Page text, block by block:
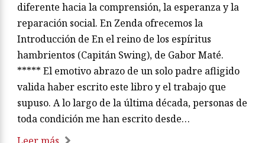
diferente hacia la comprensión, la esperanza y la
reparación social. En Zenda ofrecemos la
Introducción de En el reino de los espíritus
hambrientos (Capitán Swing), de Gabor Maté.
***** El emotivo abrazo de un solo padre afligido
valida haber escrito este libro y el trabajo que
supuso. A lo largo de la última década, personas de
toda condición me han escrito desde…